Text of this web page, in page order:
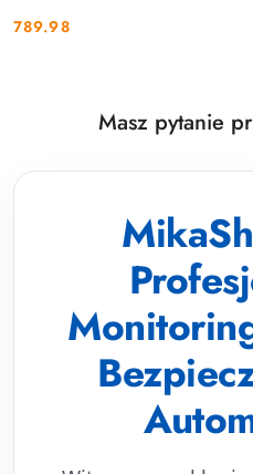
Cena:
789.98
Masz pytanie